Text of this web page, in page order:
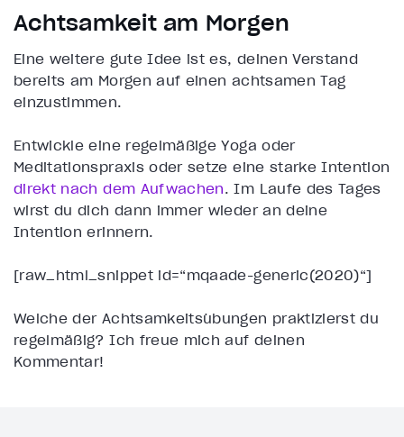
Achtsamkeit am Morgen
Eine weitere gute Idee ist es, deinen Verstand
bereits am Morgen auf einen achtsamen Tag
einzustimmen.
Entwickle eine regelmäßige Yoga oder
Meditationspraxis oder setze eine starke Intention
direkt nach dem Aufwachen. Im Laufe des Tages
wirst du dich dann immer wieder an deine
Intention erinnern.
[raw_html_snippet id=“mqaade-generic(2020)“]
Welche der Achtsamkeitsübungen praktizierst du
regelmäßig? Ich freue mich auf deinen
Kommentar!